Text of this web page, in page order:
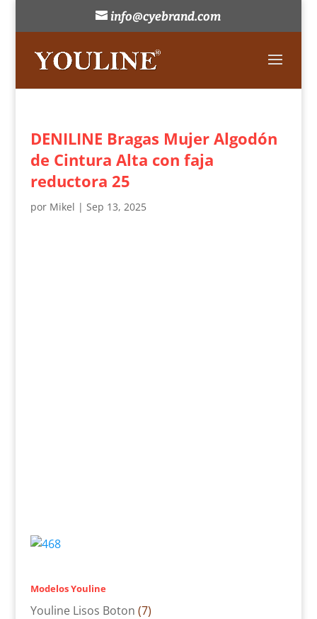
info@cyebrand.com
DENILINE Bragas Mujer Algodón
de Cintura Alta con faja
reductora 25
por Mikel | Sep 13, 2025
Modelos Youline
Youline Lisos Boton (7)